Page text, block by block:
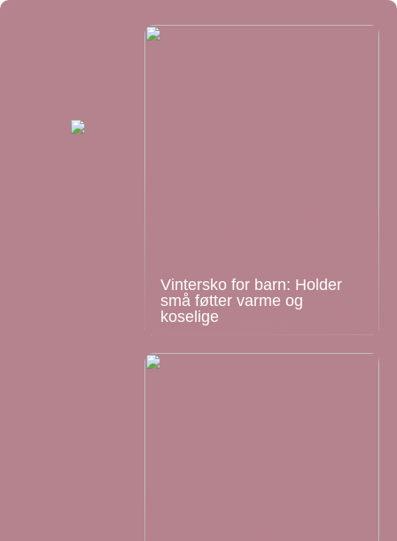
Vintersko for barn: Holder
små føtter varme og
koselige